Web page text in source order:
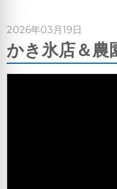
2026年03月19日
かき氷店＆農